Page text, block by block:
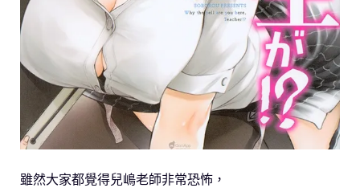
雖然大家都覺得兒嶋老師非常恐怖，